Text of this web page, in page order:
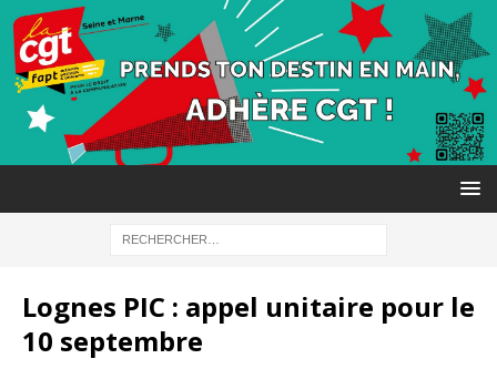
Lognes PIC : appel unitaire pour le
10 septembre